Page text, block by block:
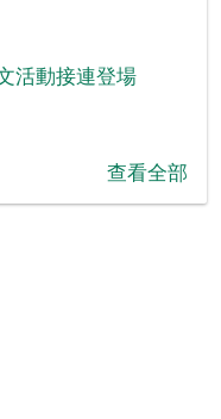
活動接連登場
查看全部